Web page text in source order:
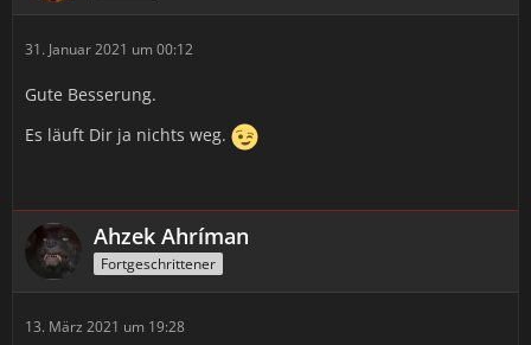
31. Januar 2021 um 00:12
Gute Besserung.
Es läuft Dir ja nichts weg.
Ahzek Ahríman
Fortgeschrittener
13. März 2021 um 19:28